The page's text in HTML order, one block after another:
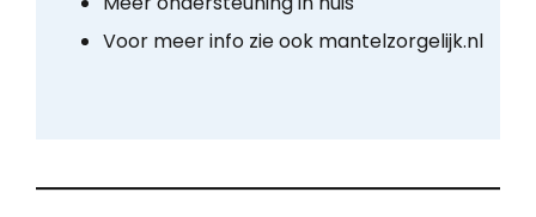
Voor meer info zie ook mantelzorgelijk.nl